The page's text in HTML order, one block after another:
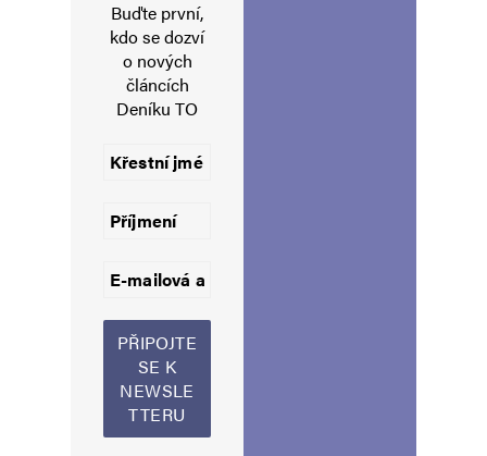
Uložit do prohlížeče jméno, e-mail a webovou stránku pro budoucí
Informujte mě o nových komentářích e-mailem.
Buďte první,
kdo se dozví
o nových
článcích
Deníku TO